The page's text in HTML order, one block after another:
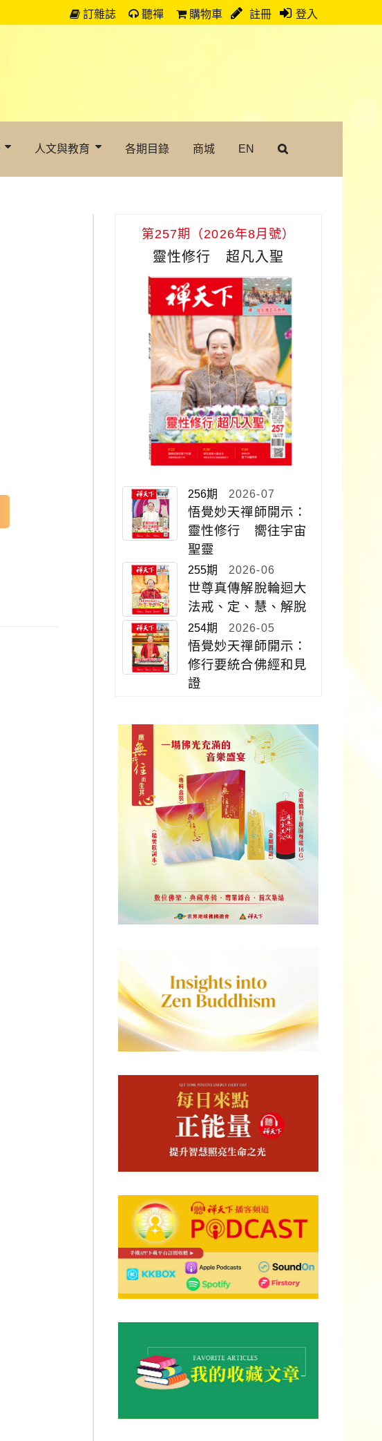
訂雜誌 聽禪 購物車 註冊 登入
人文與教育 各期目錄 商城 EN
第257期（2026年8月號）
靈性修行 超凡入聖
256期 2026-07
悟覺妙天禪師開示：
靈性修行 嚮往宇宙
聖靈
255期 2026-06
世尊真傳解脫輪迴大
法戒、定、慧、解脫
254期 2026-05
悟覺妙天禪師開示：
修行要統合佛經和見
證